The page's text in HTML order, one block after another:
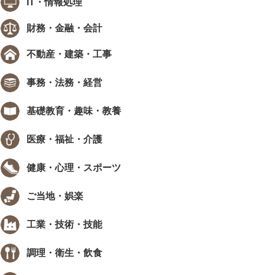
財務・金融・会計
不動産・建築・工事
事務・法務・経営
基礎教育・趣味・教養
医療・福祉・介護
健康・心理・スポーツ
ご当地・娯楽
工業・技術・技能
調理・衛生・飲食